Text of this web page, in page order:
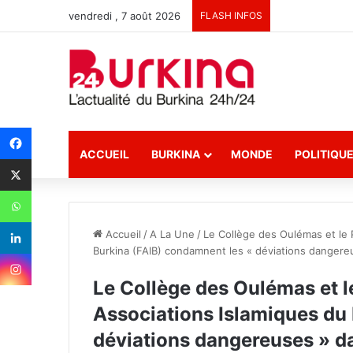
vendredi , 7 août 2026 FLASH INFOS
ACCUEIL BURKINA MONDE POLITIQUE
Accueil / A La Une / Le Collège des Oulémas et
Burkina (FAIB) condamnent les « déviations
Le Collège des Oulémas et
Associations Islamiques du
déviations dangereuses »